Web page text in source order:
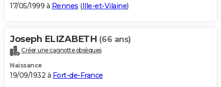
17/05/1999 à Rennes (Ille-et-Vilaine)
Joseph ELIZABETH (66 ans)
Créer une cagnotte obsèques
Naissance
19/09/1932 à Fort-de-France